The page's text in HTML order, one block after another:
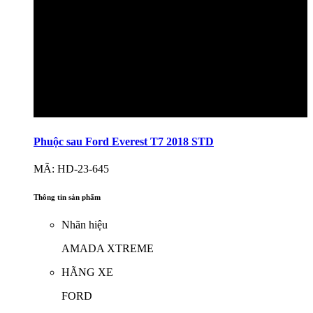
Phuộc sau Ford Everest T7 2018 STD
MÃ: HD-23-645
Thông tin sản phẩm
Nhãn hiệu
AMADA XTREME
HÃNG XE
FORD